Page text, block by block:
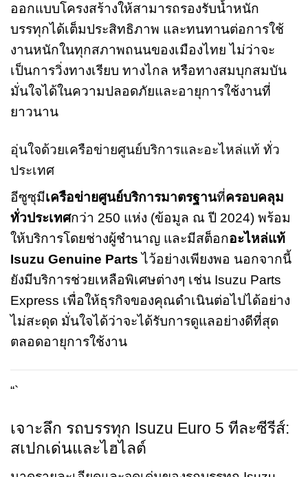
ออกแบบโครงสร้างให้สามารถรองรับน้ำหนัก
บรรทุกได้เต็มประสิทธิภาพ และทนทานต่อการใช้
งานหนักในทุกสภาพถนนของเมืองไทย ไม่ว่าจะ
เป็นการวิ่งทางเรียบ ทางไกล หรือทางสมบุกสมบัน
มั่นใจได้ในความปลอดภัยและอายุการใช้งานที่
ยาวนาน
อุ่นใจด้วยเครือข่ายศูนย์บริการและอะไหล่แท้ ทั่ว
ประเทศ
อีซูซุมีเครือข่ายศูนย์บริการมาตรฐานที่ครอบคลุม
ทั่วประเทศกว่า 250 แห่ง (ข้อมูล ณ ปี 2024) พร้อม
ให้บริการโดยช่างผู้ชำนาญ และมีสต็อกอะไหล่แท้
Isuzu Genuine Parts ไว้อย่างเพียงพอ นอกจากนี้
ยังมีบริการช่วยเหลือพิเศษต่างๆ เช่น Isuzu Parts
Express เพื่อให้ธุรกิจของคุณดำเนินต่อไปได้อย่าง
ไม่สะดุด มั่นใจได้ว่าจะได้รับการดูแลอย่างดีที่สุด
ตลอดอายุการใช้งาน
“`
เจาะลึก รถบรรทุก Isuzu Euro 5 ทีละซีรีส์:
สเปกเด่นและไฮไลต์